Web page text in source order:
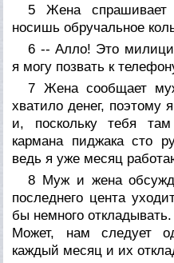
5 Жена
носишь обручальное
6 -- Алло! Это
я могу позвать к
7 Жена сообщает
хватило денег, поэтому
и, поскольку тебя
кармана пиджака сто
ведь я уже месяц
8 Муж и жена
последнего цента
бы немного
Может, нам следует
каждый месяц и их